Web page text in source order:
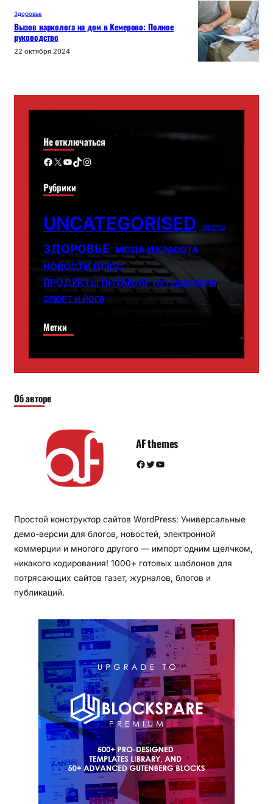
Здоровье
Вызов нарколога на дом в Кемерово: Полное
руководство
22 октября 2024
Не отключаться
Facebook X YouTube TikTok Instagram
Рубрики
UNCATEGORISED ДИЕТЫ
ЗДОРОВЬЕ МОДА И КРАСОТА
НОВОСТИ ПЛЮС
ПРОДУКТЫ ПИТАНИЯ ПУТЕШЕСТВИЯ
СПОРТ И ЙОГА
Метки
Об авторе
AF themes
Facebook Twitter YouTube
Простой конструктор сайтов WordPress: Универсальные
демо-версии для блогов, новостей, электронной
коммерции и многого другого — импорт одним щелчком,
никакого кодирования! 1000+ готовых шаблонов для
потрясающих сайтов газет, журналов, блогов и
публикаций.